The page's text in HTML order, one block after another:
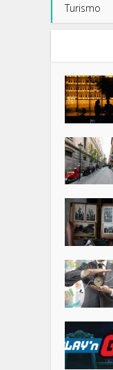
Turismo